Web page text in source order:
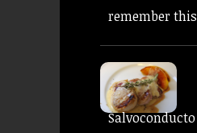
remember this
Salvoconducto